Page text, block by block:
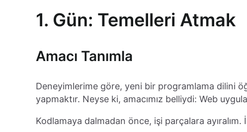
1. Gün: Temelleri Atmak
Amacı Tanımla
Deneyimlerime göre, yeni bir programlama dilini
yapmaktır. Neyse ki, amacımız belliydi: Web
Kodlamaya dalmadan önce, işi parçalara ayıralım.